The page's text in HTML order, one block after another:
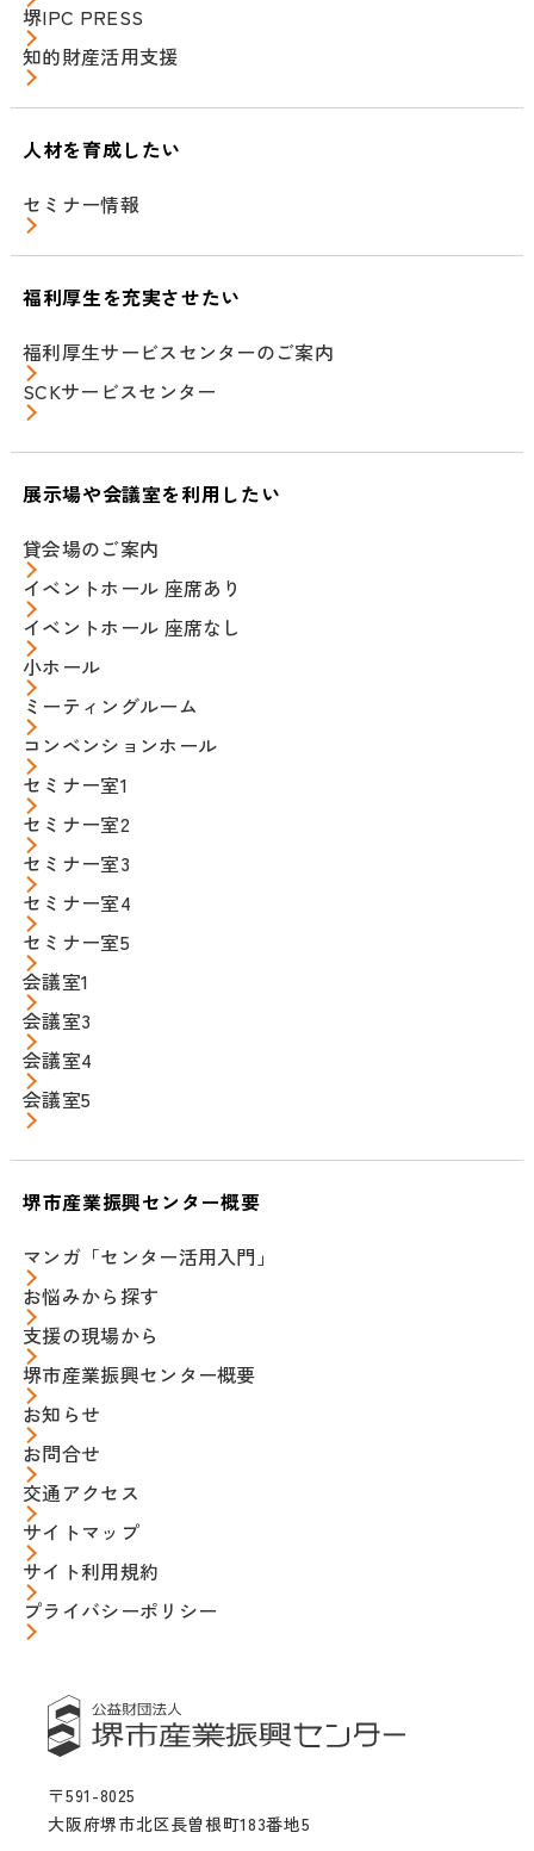
〒591-8025
大阪府堺市北区長曽根町183番地5
堺IPC PRESS
知的財産活用支援
人材を育成したい
セミナー情報
福利厚生を充実させたい
福利厚生サービスセンターのご案内
SCKサービスセンター
展示場や会議室を利用したい
貸会場のご案内
イベントホール 座席あり
イベントホール 座席なし
小ホール
ミーティングルーム
コンベンションホール
セミナー室1
セミナー室2
セミナー室3
セミナー室4
セミナー室5
会議室1
会議室3
会議室4
会議室5
堺市産業振興センター概要
マンガ「センター活用入門」
お悩みから探す
支援の現場から
堺市産業振興センター概要
お知らせ
お問合せ
交通アクセス
サイトマップ
サイト利用規約
プライバシーポリシー